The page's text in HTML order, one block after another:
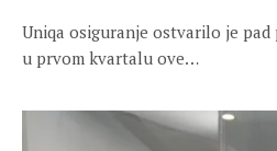
Uniqa osiguranje ostvarilo je
u prvom kvartalu ove…